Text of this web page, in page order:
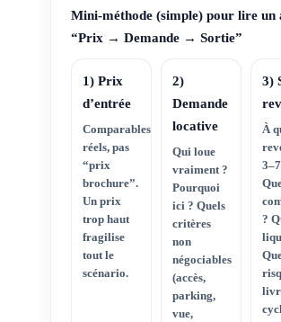
Mini-méthode (simple) pour lire un
“Prix → Demande → Sortie”
1) Prix
d’entrée
Comparables
réels, pas
“prix
brochure”.
Un prix
trop haut
fragilise
tout le
scénario.
2)
Demande
locative
Qui loue
vraiment ?
Pourquoi
ici ? Quels
critères
non
négociables
(accès,
parking,
vue,
3)
À
?